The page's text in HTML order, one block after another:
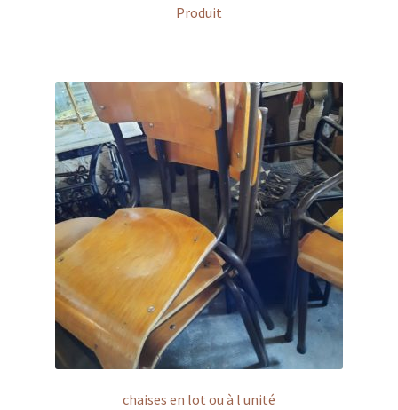
Produit
chaises en lot ou à l unité